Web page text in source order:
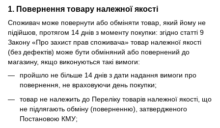
1. Повернення товару належної якості
Споживач може повернути або обміняти товар, який йому не
підійшов, протягом 14 днів з моменту покупки: згідно статті 9
Закону «Про захист прав споживача» товар належної якості
(без дефектів) може бути обміняний або повернений до
магазину, якщо виконуються такі вимоги:
пройшло не більше 14 днів з дати надання вимоги про
повернення, не враховуючи день покупки;
товар не належить до Переліку товарів належної якості, що
не підлягають обміну (поверненню), затвердженого
Постановою КМУ;